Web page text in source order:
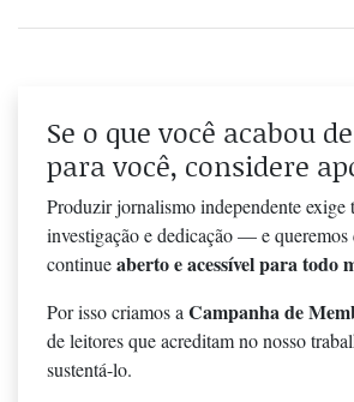
Se o que você acabou
para você, considere
Produzir jornalismo independente exige
investigação e dedicação — e queremos
continueaberto e acessível para todo
Por isso criamos a Campanha de
de leitores que acreditam no nosso
sustentá-lo.